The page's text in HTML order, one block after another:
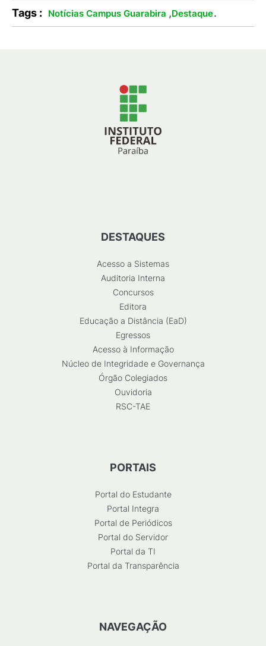
Tags : Notícias Campus Guarabira ,Destaque.
DESTAQUES
Acesso a Sistemas
Auditoria Interna
Concursos
Editora
Educação a Distância (EaD)
Egressos
Acesso à Informação
Núcleo de Integridade e Governança
Órgão Colegiados
Ouvidoria
RSC-TAE
PORTAIS
Portal do Estudante
Portal Integra
Portal de Periódicos
Portal do Servidor
Portal da TI
Portal da Transparência
NAVEGAÇÃO